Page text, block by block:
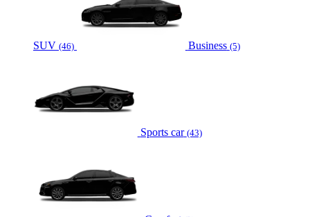
SUV (46) Business (5)
Sports car (43)